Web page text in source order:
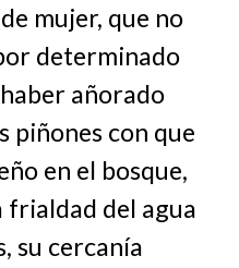
mujer, que no
determinado
añorado
piñones con que
en el bosque,
frialdad del agua
su cercanía